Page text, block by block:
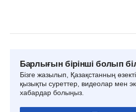
Барлығын бірінші болып
Бізге жазылып, Қазақстанның
қызықты суреттер, видеолар мен
хабардар болыңыз.